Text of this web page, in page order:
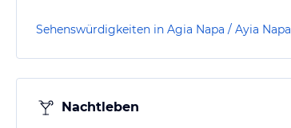
Sehenswürdigkeiten in Agia Napa / Ayia Napa
Nachtleben